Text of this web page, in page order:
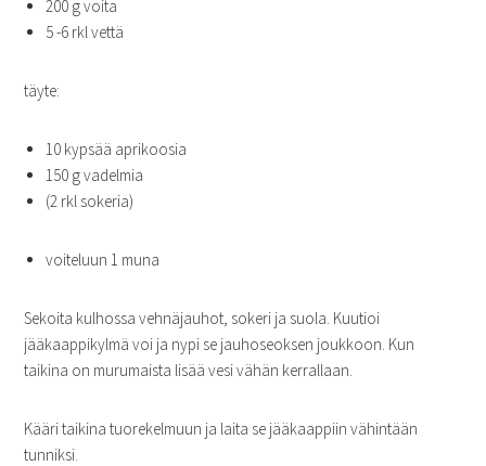
200 g voita
5 -6 rkl vettä
täyte:
10 kypsää aprikoosia
150 g vadelmia
(2 rkl sokeria)
voiteluun 1 muna
Sekoita kulhossa vehnäjauhot, sokeri ja suola. Kuutioi
jääkaappikylmä voi ja nypi se jauhoseoksen joukkoon. Kun
taikina on murumaista lisää vesi vähän kerrallaan.
Kääri taikina tuorekelmuun ja laita se jääkaappiin vähintään
tunniksi.